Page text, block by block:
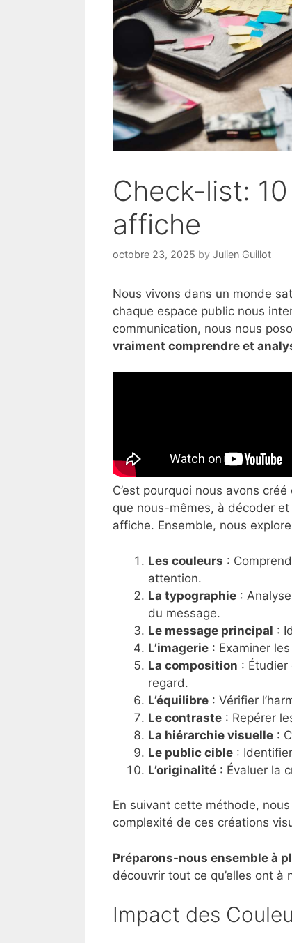
Check-list:
affiche
octobre 23, 2025 by Julien Guillot
Nous vivons dans un monde
chaque espace public nous
communication, nous nous
vraiment comprendre et
C’est pourquoi nous avons créé
que nous-mêmes, à décoder et
affiche. Ensemble, nous
Les couleurs :
attention.
La typographie :
du message.
Le message principal :
L’imagerie : Examiner
La composition :
regard.
L’équilibre : Vérifier
Le contraste : Repérer
La hiérarchie visuelle :
Le public cible :
L’originalité : Évaluer la
En suivant cette méthode,
complexité de ces créations
Préparons-nous ensemble à
découvrir tout ce qu’elles ont à
Impact des